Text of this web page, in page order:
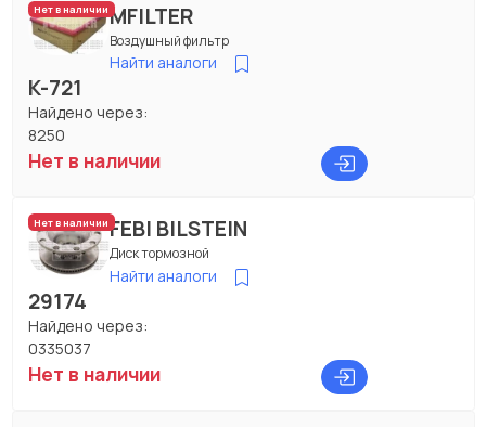
Нет в наличииMFILTER
Воздушный фильтр
Найти аналоги
K-721
Найдено через:
8250
Нет в наличии
Нет в наличииFEBI BILSTEIN
Диск тормозной
Найти аналоги
29174
Найдено через:
0335037
Нет в наличии